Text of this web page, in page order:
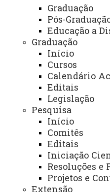
Graduação
Pós-
Educação a
Graduação
Início
Cursos
Calendário
Editais
Legislação
Pesquisa
Início
Comitês
Editais
Iniciação
Resoluções e
Projetos e
Extensão
O Programa de Ensino
institucional vinculada
Centro de Educação e
Campus, tem como
Ensino, Pesquisa e
interação da Universidade
Externa por meio da oferta
Descrição dos serviços
* Cursos de Língua: Língua
Língua Italiana, Língua
Gramática do Português
* Curso Preparatório para
* Aplicação de Exames de